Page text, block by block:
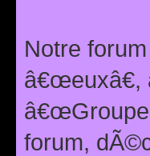
Notre
â€œGroupe
forum,